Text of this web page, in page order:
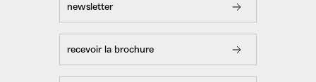
newsletter
recevoir la brochure